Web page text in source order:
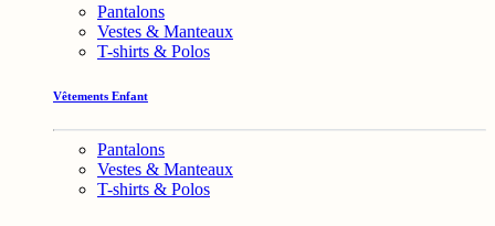
Pantalons
Vestes & Manteaux
T-shirts & Polos
Vêtements Enfant
Pantalons
Vestes & Manteaux
T-shirts & Polos